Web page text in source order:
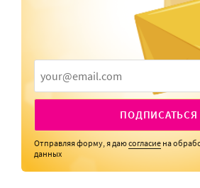
ПОДПИСАТЬСЯ
Отправляя форму, я даюсогласие на
данных